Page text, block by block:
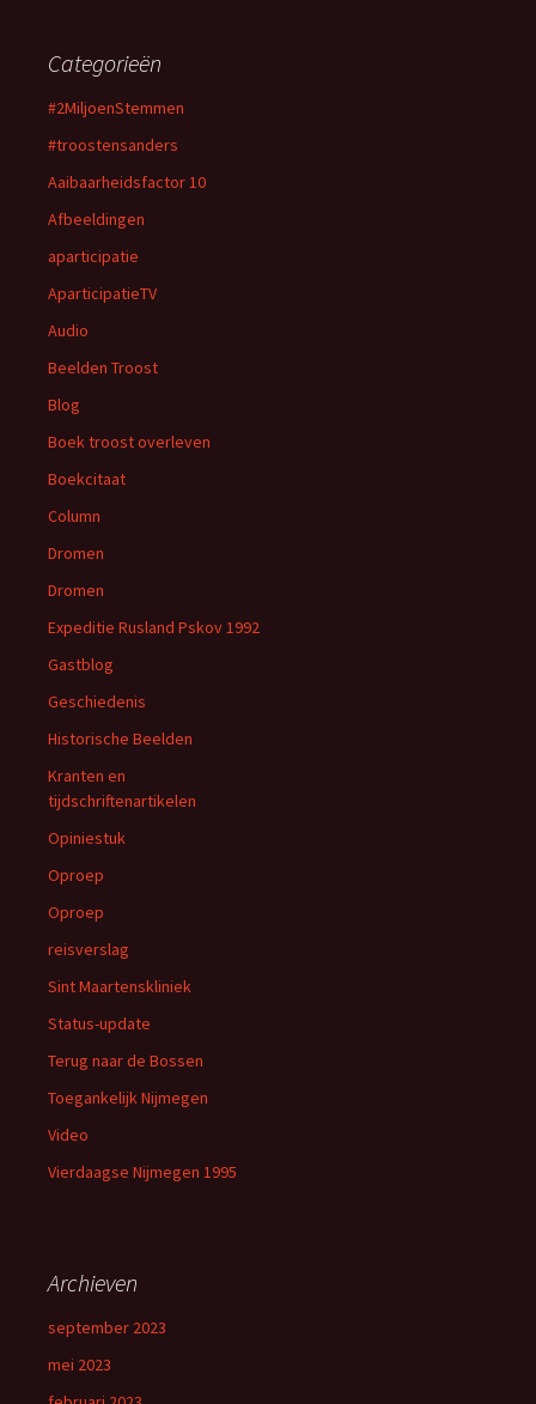
Categorieën
#2MiljoenStemmen
#troostensanders
Aaibaarheidsfactor 10
Afbeeldingen
aparticipatie
AparticipatieTV
Audio
Beelden Troost
Blog
Boek troost overleven
Boekcitaat
Column
Dromen
Dromen
Expeditie Rusland Pskov 1992
Gastblog
Geschiedenis
Historische Beelden
Kranten en
tijdschriftenartikelen
Opiniestuk
Oproep
Oproep
reisverslag
Sint Maartenskliniek
Status-update
Terug naar de Bossen
Toegankelijk Nijmegen
Video
Vierdaagse Nijmegen 1995
Archieven
september 2023
mei 2023